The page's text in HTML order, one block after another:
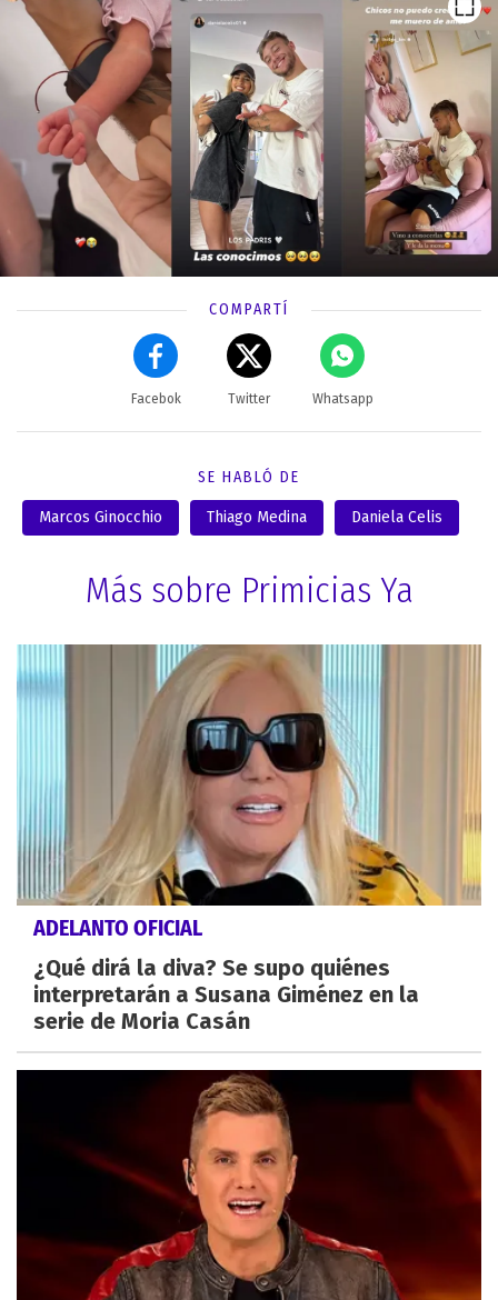
COMPARTÍ
Facebok Twitter Whatsapp
SE HABLÓ DE
Marcos Ginocchio Thiago Medina Daniela Celis
Más sobre Primicias Ya
ADELANTO OFICIAL
¿Qué dirá la diva? Se supo quiénes
interpretarán a Susana Giménez en la
serie de Moria Casán